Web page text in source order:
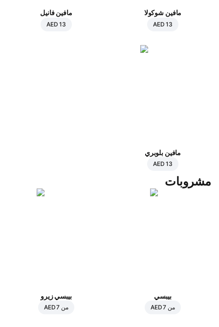
مافين شوكولا
AED 13
مافين فانيل
AED 13
مافين بلوبري
AED 13
مشروبات
بيبسي
من AED 7
بيبسي زيرو
من AED 7